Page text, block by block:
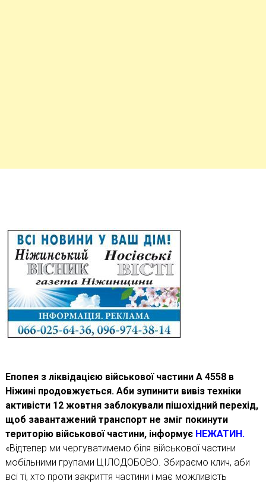
Епопея з ліквідацією військової частини А 4558 в
Ніжині продовжується. Аби зупинити вивіз техніки
активісти 12 жовтня заблокували пішохідний перехід,
щоб завантажений транспорт не зміг покинути
територію військової частини, інформує НЕЖАТИН.
«Відтепер ми чергуватимемо біля військової частини
мобільними групами ЦІЛОДОБОВО. Збираємо клич, аби
всі ті, хто проти закриття частини і має можливість